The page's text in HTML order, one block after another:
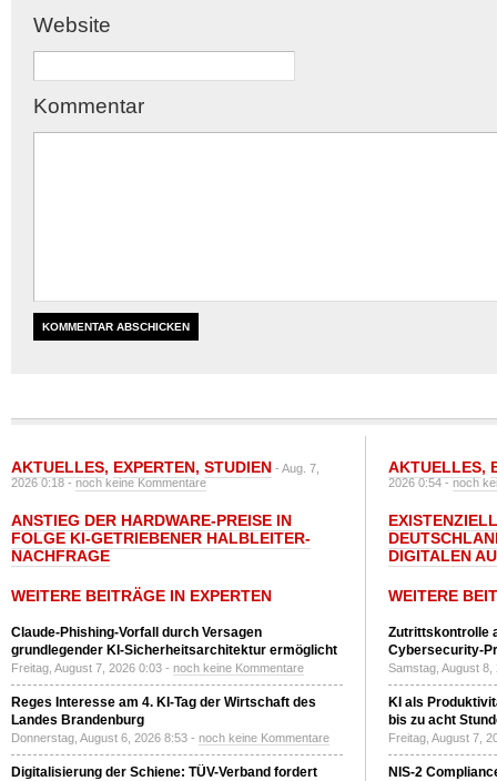
Website
Kommentar
AKTUELLES, EXPERTEN, STUDIEN - Aug. 7,
2026 0:18 -noch keine Kommentare
ANSTIEG DER HARDWARE-PREISE IN
FOLGE KI-GETRIEBENER HALBLEITER-
NACHFRAGE
WEITERE BEITRÄGE IN EXPERTEN
Claude-Phishing-Vorfall durch Versagen
grundlegender KI-Sicherheitsarchitektur ermöglicht
Freitag, August 7, 2026 0:03 - noch keine Kommentare
Reges Interesse am 4. KI-Tag der Wirtschaft des
Landes Brandenburg
Donnerstag, August 6, 2026 8:53 - noch keine Kommentare
Digitalisierung der Schiene: TÜV-Verband fordert
AKTUELLES,
2026 0:54 -noch
DIGITALEN
WEITERE
Zutrittskontrolle
Cybersecurity-
Samstag, August
KI als
bis zu acht
Freitag, August 7,
NIS-2